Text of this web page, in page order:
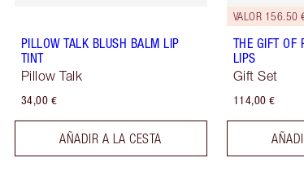
PILLOW TALK BLUSH BALM LIP
TINT
Pillow Talk
34,00 €
AÑADIR A LA CESTA
VALOR 156.50
THE GIFT OF
LIPS
Gift Set
114,00 €